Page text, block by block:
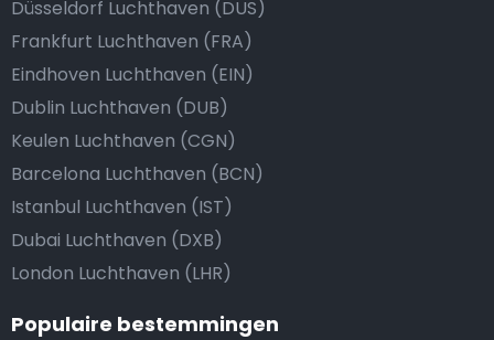
Düsseldorf Luchthaven (DUS)
Frankfurt Luchthaven (FRA)
Eindhoven Luchthaven (EIN)
Dublin Luchthaven (DUB)
Keulen Luchthaven (CGN)
Barcelona Luchthaven (BCN)
Istanbul Luchthaven (IST)
Dubai Luchthaven (DXB)
London Luchthaven (LHR)
Populaire bestemmingen